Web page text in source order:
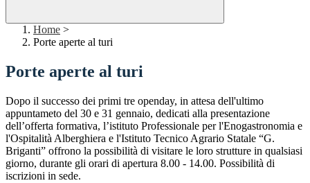
Home >
Porte aperte al turi
Porte aperte al turi
Dopo il successo dei primi tre openday, in attesa dell'ultimo
appuntameto del 30 e 31 gennaio, dedicati alla presentazione
dell’offerta formativa, l’istituto Professionale per l'Enogastronomia e
l'Ospitalità Alberghiera e l'Istituto Tecnico Agrario Statale “G.
Briganti” offrono la possibilità di visitare le loro strutture in qualsiasi
giorno, durante gli orari di apertura 8.00 - 14.00. Possibilità di
iscrizioni in sede.